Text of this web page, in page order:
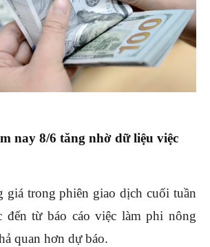
nay 8/6 tăng nhờ dữ liệu việc
giá trong phiên giao dịch cuối tuần
từ báo cáo việc làm phi nông
quan hơn dự báo.